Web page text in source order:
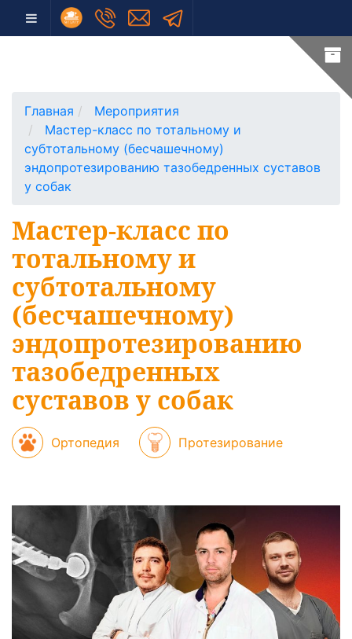
Главная
Мероприятия
Мастер-класс по тотальному и
субтотальному (бесчашечному)
эндопротезированию тазобедренных суставов
у собак
Мастер-класс по
тотальному и
субтотальному
(бесчашечному)
эндопротезированию
тазобедренных
суставов у собак
Ортопедия Протезирование